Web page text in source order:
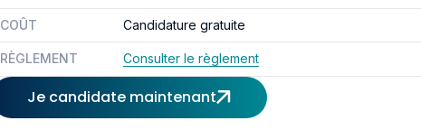
COÛT Candidature gratuite
RÈGLEMENT Consulter le règlement
Je candidate maintenant